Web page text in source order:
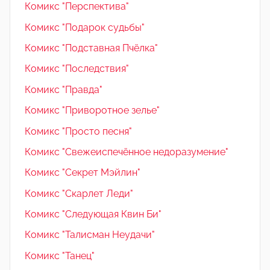
Комикс "Перспектива"
Комикс "Подарок судьбы"
Комикс "Подставная Пчёлка"
Комикс "Последствия"
Комикс "Правда"
Комикс "Приворотное зелье"
Комикс "Просто песня"
Комикс "Свежеиспечённое недоразумение"
Комикс "Секрет Мэйлин"
Комикс "Скарлет Леди"
Комикс "Следующая Квин Би"
Комикс "Талисман Неудачи"
Комикс "Танец"